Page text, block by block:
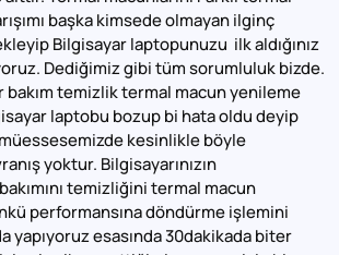
başka kimsede olmayan ilginç
Bilgisayar laptopunuzu ilk aldığınız
Dediğimiz gibi tüm sorumluluk bizde.
bakım temizlik termal macun yenileme
laptobu bozup bi hata oldu deyip
kesinlikle böyle
yoktur. Bilgisayarınızın
temizliğini termal macun
performansına döndürme işlemini
yapıyoruz esasında 30dakikada biter